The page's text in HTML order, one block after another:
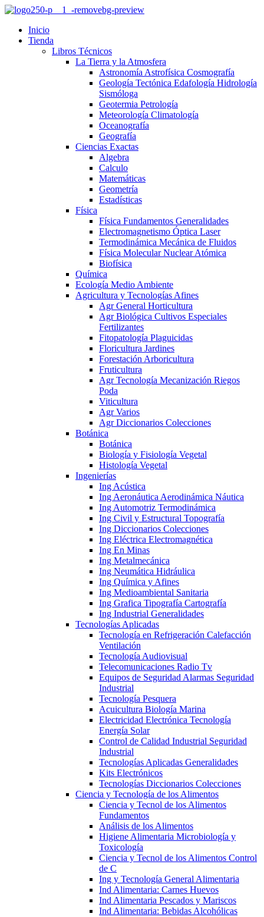
Inicio
Tienda
Libros Técnicos
La Tierra y la Atmosfera
Astronomía Astrofísica Cosmografía
Geología Tectónica Edafología Hidrología
Sismóloga
Geotermia Petrología
Meteorología Climatología
Oceanografía
Geografía
Ciencias Exactas
Algebra
Calculo
Matemáticas
Geometría
Estadísticas
Física
Física Fundamentos Generalidades
Electromagnetismo Óptica Laser
Termodinámica Mecánica de Fluidos
Física Molecular Nuclear Atómica
Biofísica
Química
Ecología Medio Ambiente
Agricultura y Tecnologías Afines
Agr General Horticultura
Agr Biológica Cultivos Especiales
Fertilizantes
Fitopatología Plaguicidas
Floricultura Jardines
Forestación Arboricultura
Fruticultura
Agr Tecnología Mecanización Riegos
Poda
Viticultura
Agr Varios
Agr Diccionarios Colecciones
Botánica
Botánica
Biología y Fisiología Vegetal
Histología Vegetal
Ingenierías
Ing Acústica
Ing Aeronáutica Aerodinámica Náutica
Ing Automotriz Termodinámica
Ing Civil y Estructural Topografía
Ing Diccionarios Colecciones
Ing Eléctrica Electromagnética
Ing En Minas
Ing Metalmecánica
Ing Neumática Hidráulica
Ing Química y Afines
Ing Medioambiental Sanitaria
Ing Grafica Tipografía Cartografía
Ing Industrial Generalidades
Tecnologías Aplicadas
Tecnología en Refrigeración Calefacción
Ventilación
Tecnología Audiovisual
Telecomunicaciones Radio Tv
Equipos de Seguridad Alarmas Seguridad
Industrial
Tecnología Pesquera
Acuicultura Biología Marina
Electricidad Electrónica Tecnología
Energía Solar
Control de Calidad Industrial Seguridad
Industrial
Tecnologías Aplicadas Generalidades
Kits Electrónicos
Tecnologías Diccionarios Colecciones
Ciencia y Tecnología de los Alimentos
Ciencia y Tecnol de los Alimentos
Fundamentos
Análisis de los Alimentos
Higiene Alimentaria Microbiología y
Toxicología
Ciencia y Tecnol de los Alimentos Control
de C
Ing y Tecnología General Alimentaria
Ind Alimentaria: Carnes Huevos
Ind Alimentaria Pescados y Mariscos
Ind Alimentaria: Bebidas Alcohólicas